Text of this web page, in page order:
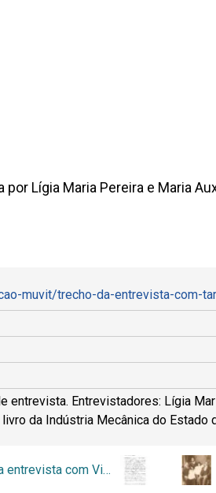
Lígia Maria Pereira e Maria
muvit/trecho-da-entrevista-com-
entrevista. Entrevistadores: Lígia
da Indústria Mecânica do
Trecho da entrevista com Victor Purri Neto